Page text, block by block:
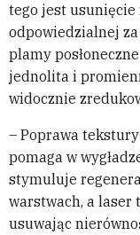
tego jest
odpowiedzialnej
plamy
jednolita i
widocznie
– Poprawa
pomaga w
stymuluje
warstwach, a laser
usuwając